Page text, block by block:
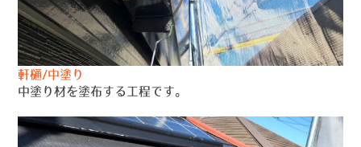
軒樋/中塗り
中塗り材を塗布する工程です。